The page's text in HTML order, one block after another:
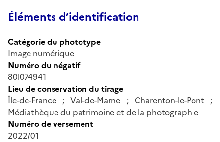
Éléments d’identification
Catégorie du phototype
Image numérique
Numéro du négatif
80l074941
Lieu de conservation du tirage
Île-de-France ; Val-de-Marne ; Charenton-le-Pont ;
Médiathèque du patrimoine et de la photographie
Numéro de versement
2022/01